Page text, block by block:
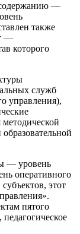
содержанию —
также
—
которого
служб
управления),
— уровень
оперативного
этот
пятого